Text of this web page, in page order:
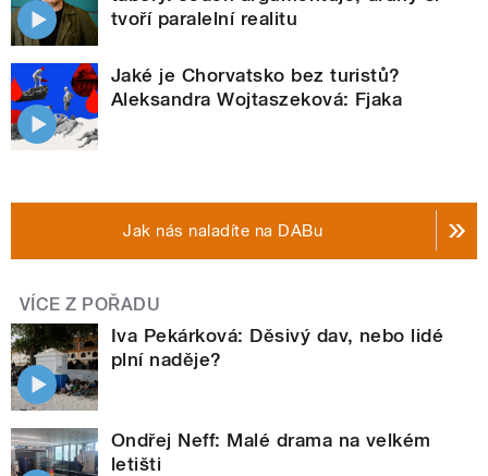
tvoří paralelní realitu
Jaké je Chorvatsko bez turistů?
Aleksandra Wojtaszeková: Fjaka
Jak nás naladíte na DABu
VÍCE Z POŘADU
Iva Pekárková: Děsivý dav, nebo lidé
plní naděje?
Ondřej Neff: Malé drama na velkém
letišti